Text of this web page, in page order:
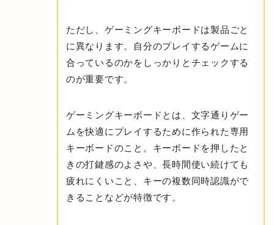
ただし、ゲーミングキーボードは製品ごと
に異なります。自分のプレイするゲームに
合っているのかをしっかりとチェックする
のが重要です。
ゲーミングキーボードとは、文字通りゲー
ムを快適にプレイするために作られた専用
キーボードのこと。キーボードを押したと
きの打鍵感のよさや、長時間使い続けても
疲れにくいこと、キーの複数同時認識がで
きることなどが特徴です。